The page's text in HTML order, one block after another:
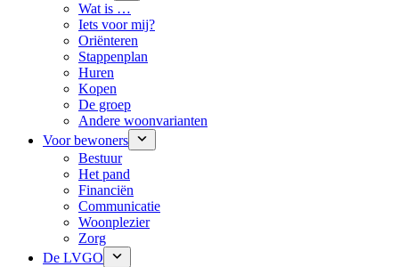
Wat is …
Iets voor mij?
Oriënteren
Stappenplan
Huren
Kopen
De groep
Andere woonvarianten
Voor bewoners
Bestuur
Het pand
Financiën
Communicatie
Woonplezier
Zorg
De LVGO